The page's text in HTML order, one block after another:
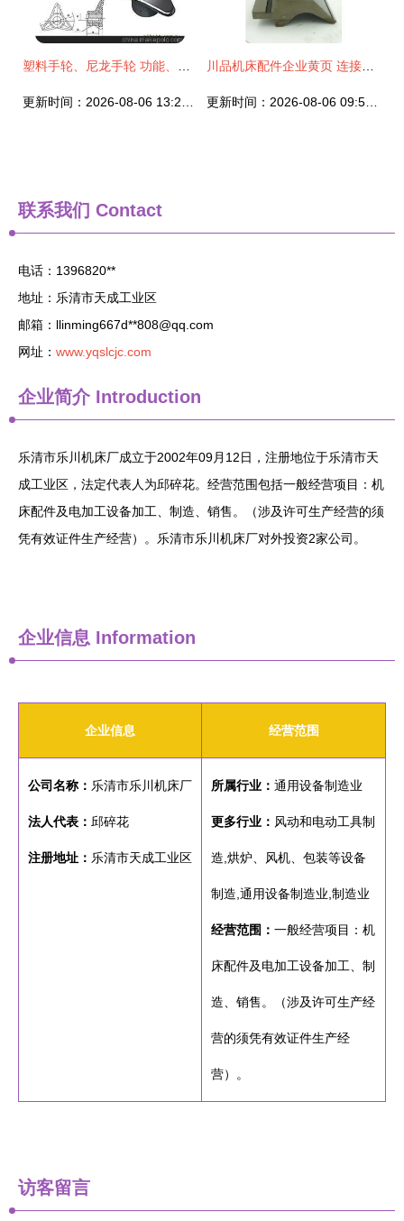
联系我们 Contact
电话：1396820**
地址：乐清市天成工业区
邮箱：llinming667d**808@qq.com
网址： www.yqslcjc.com
企业简介Introduction
乐清市乐川机床厂成立于2002年09月12日，注册地位于乐清市天
成工业区，法定代表人为邱碎花。经营范围包括一般经营项目：机
床配件及电加工设备加工、制造、销售。（涉及许可生产经营的须
凭有效证件生产经营）。乐清市乐川机床厂对外投资2家公司。
企业信息 Information
企业信息 经营范围
公司名称： 乐清市乐川机床厂
法人代表： 邱碎花
注册地址： 乐清市天成工业区
所属行业： 通用设备制造业
更多行业： 风动和电动工具制
造,烘炉、风机、包装等设备
制造,通用设备制造业,制造业
经营范围： 一般经营项目：机
床配件及电加工设备加工、制
造、销售。（涉及许可生产经
营的须凭有效证件生产经
营）。
访客留言